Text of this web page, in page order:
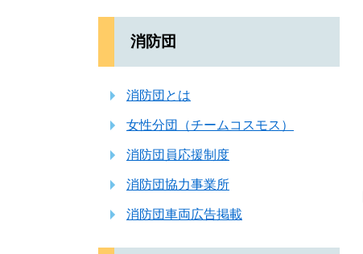
消防団
消防団とは
女性分団（チームコスモス）
消防団員応援制度
消防団協力事業所
消防団車両広告掲載